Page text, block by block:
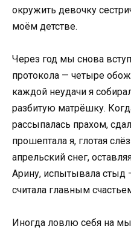
окружить девочку
моём детстве.
Через год мы снова
протокола — четыре
каждой неудачи я
разбитую матрёшку.
рассыпалась прахом,
прошептала я, глотая
апрельский снег,
Арину, испытывала стыд
считала главным
Иногда ловлю себя на